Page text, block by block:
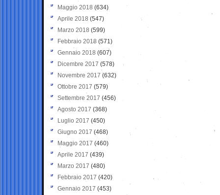
Maggio 2018 (634)
Aprile 2018 (547)
Marzo 2018 (599)
Febbraio 2018 (571)
Gennaio 2018 (607)
Dicembre 2017 (578)
Novembre 2017 (632)
Ottobre 2017 (579)
Settembre 2017 (456)
Agosto 2017 (368)
Luglio 2017 (450)
Giugno 2017 (468)
Maggio 2017 (460)
Aprile 2017 (439)
Marzo 2017 (480)
Febbraio 2017 (420)
Gennaio 2017 (453)